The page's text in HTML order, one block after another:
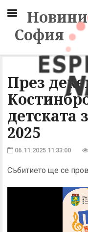
София
През
детската
2025
06.11.2025 11:33:00
Събитието ще се